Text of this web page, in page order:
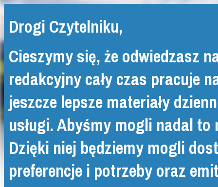
Drogi Czytelniku,
Cieszymy się, że odwiedzasz
redakcyjny cały czas pracuje
jeszcze lepsze materiały
usługi. Abyśmy mogli nadal
Dzięki niej będziemy mogli
preferencje i potrzeby oraz